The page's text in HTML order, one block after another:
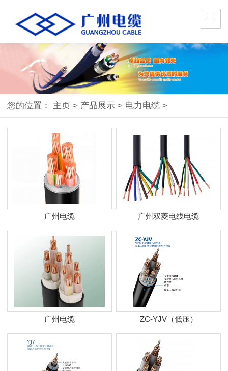
您的位置： 主页 > 产品展示 > 电力电缆 >
广州电缆 广州双菱电线电缆
广州电缆 ZC-YJV（低压）